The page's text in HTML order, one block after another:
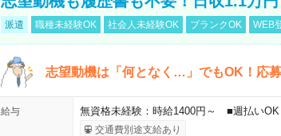
派遣 職種未経験OK 社会人未経験OK ブランクOK WEB
志望動機は「何となく…」でもOK！応
給与 無資格未経験：時給1400円～ ■週払い
交通費別途支給あり